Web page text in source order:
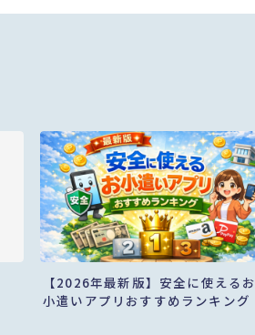
【2026年最新版】安全に使えるお
小遣いアプリおすすめランキング